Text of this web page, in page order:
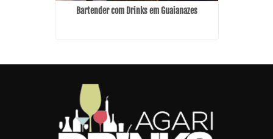
Bartender com Drinks em Guaianazes